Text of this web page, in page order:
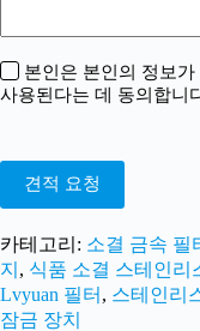
본인은 본인의 정보
사용된다는 데 동의합니
견적 요청
카테고리: 소결 금속 필
지 , 식품 소결 스테인리
Lvyuan 필터 , 스테인리
잠금 장치